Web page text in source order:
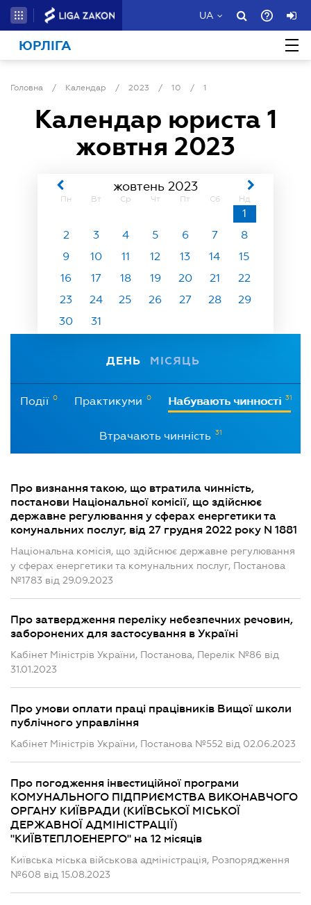
UA
ЮРЛІГА
Головна / Календар / 2023 / 10 / 1
Календар юриста 1
жовтня 2023
жовтень 2023
Пн Вт Ср Чт Пт Сб Нд
1
2
3 4 5 6 7
8
9
10 11 12 13 14
15
16
17 18 19 20 21
22
23
24 25 26 27 28
29
30
31
ДЕНЬ МІСЯЦЬ
Події 0 Практикуми 0 Набувають чинності 31
Втрачають чинність 31
Про визнання такою, що втратила чинність,
постанови Національної комісії, що здійснює
державне регулювання у сферах енергетики та
комунальних послуг, від 27 грудня 2022 року N 1881
Національна комісія, що здійснює державне регулювання
у сферах енергетики та комунальних послуг, Постанова
№1783 від 29.09.2023
Про затвердження переліку небезпечних речовин,
заборонених для застосування в Україні
Кабінет Міністрів України, Постанова, Перелік №86 від
31.01.2023
Про умови оплати праці працівників Вищої школи
публічного управління
Кабінет Міністрів України, Постанова №552 від 02.06.2023
Про погодження інвестиційної програми
КОМУНАЛЬНОГО ПІДПРИЄМСТВА ВИКОНАВЧОГО
ОРГАНУ КИЇВРАДИ (КИЇВСЬКОЇ МІСЬКОЇ
ДЕРЖАВНОЇ АДМІНІСТРАЦІЇ)
"КИЇВТЕПЛОЕНЕРГО" на 12 місяців
Київська міська військова адміністрація, Розпорядження
№608 від 15.08.2023